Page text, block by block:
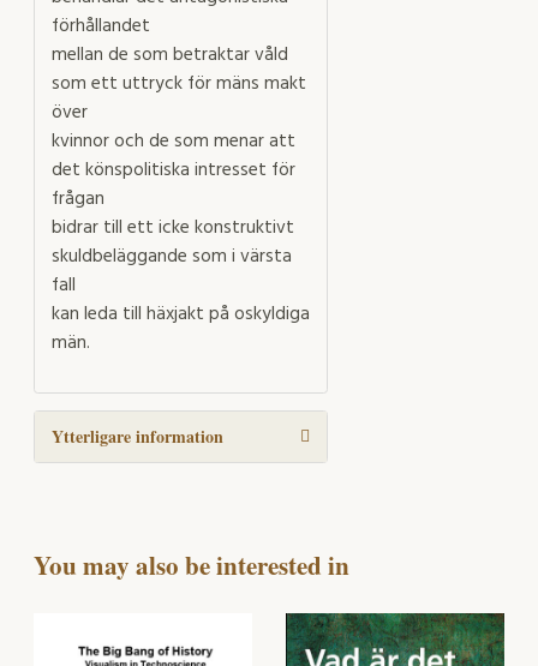
förhållandet
mellan de som betraktar våld
som ett uttryck för mäns makt
över
kvinnor och de som menar att
det könspolitiska intresset för
frågan
bidrar till ett icke konstruktivt
skuldbeläggande som i värsta
fall
kan leda till häxjakt på oskyldiga
män.
Ytterligare information
You may also be interested in